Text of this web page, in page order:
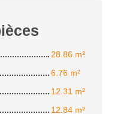
28.86 m²
6.76 m²
12.31 m²
12.84 m²